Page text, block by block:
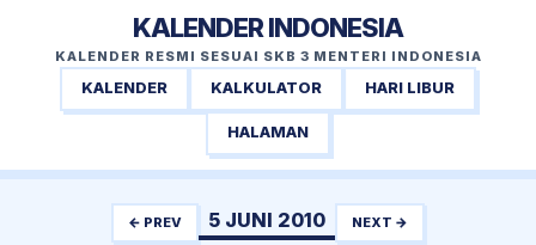
KALENDER INDONESIA
KALENDER RESMI SESUAI SKB 3 MENTERI INDONESIA
KALENDER KALKULATOR HARI LIBUR
HALAMAN
← PREV 5 JUNI 2010 NEXT →